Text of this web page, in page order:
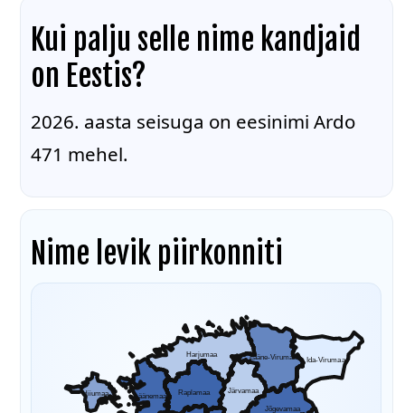
Kui palju selle nime kandjaid
on Eestis?
2026. aasta seisuga on eesinimi Ardo
471 mehel.
Nime levik piirkonniti
Hiiumaa Läänemaa Raplamaa
Harjumaa Lääne-Virumaa Ida-Virumaa
Järvamaa
Jõgevamaa